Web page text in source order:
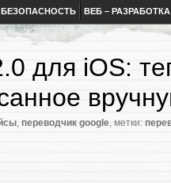
ВЕБ – РАЗРАБОТКА
для iOS:
, переводчик google, метки: